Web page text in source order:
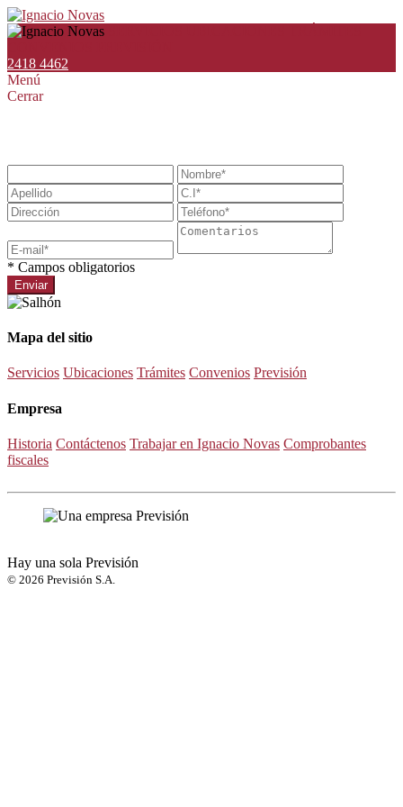
2418 4462
Menú
Cerrar
* Campos obligatorios
Enviar
Mapa del sitio
Servicios Ubicaciones Trámites Convenios Previsión
Empresa
Historia Contáctenos Trabajar en Ignacio Novas Comprobantes
fiscales
Hay una sola Previsión
© 2026 Previsión S.A.